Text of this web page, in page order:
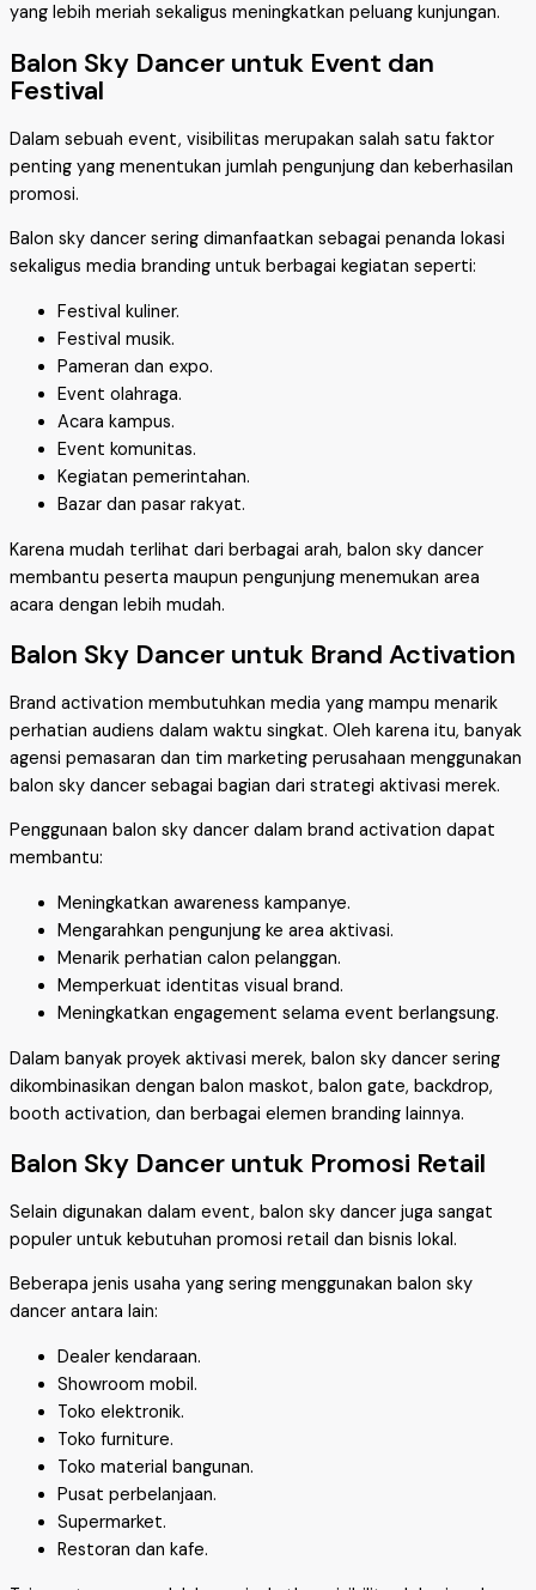
yang lebih meriah sekaligus meningkatkan peluang kunjungan.
Balon Sky Dancer untuk Event dan
Festival
Dalam sebuah event, visibilitas merupakan salah satu faktor
penting yang menentukan jumlah pengunjung dan keberhasilan
promosi.
Balon sky dancer sering dimanfaatkan sebagai penanda lokasi
sekaligus media branding untuk berbagai kegiatan seperti:
Festival kuliner.
Festival musik.
Pameran dan expo.
Event olahraga.
Acara kampus.
Event komunitas.
Kegiatan pemerintahan.
Bazar dan pasar rakyat.
Karena mudah terlihat dari berbagai arah, balon sky dancer
membantu peserta maupun pengunjung menemukan area
acara dengan lebih mudah.
Balon Sky Dancer untuk Brand Activation
Brand activation membutuhkan media yang mampu menarik
perhatian audiens dalam waktu singkat. Oleh karena itu, banyak
agensi pemasaran dan tim marketing perusahaan menggunakan
balon sky dancer sebagai bagian dari strategi aktivasi merek.
Penggunaan balon sky dancer dalam brand activation dapat
membantu:
Meningkatkan awareness kampanye.
Mengarahkan pengunjung ke area aktivasi.
Menarik perhatian calon pelanggan.
Memperkuat identitas visual brand.
Meningkatkan engagement selama event berlangsung.
Dalam banyak proyek aktivasi merek, balon sky dancer sering
dikombinasikan dengan balon maskot, balon gate, backdrop,
booth activation, dan berbagai elemen branding lainnya.
Balon Sky Dancer untuk Promosi Retail
Selain digunakan dalam event, balon sky dancer juga sangat
populer untuk kebutuhan promosi retail dan bisnis lokal.
Beberapa jenis usaha yang sering menggunakan balon sky
dancer antara lain:
Dealer kendaraan.
Showroom mobil.
Toko elektronik.
Toko furniture.
Toko material bangunan.
Pusat perbelanjaan.
Supermarket.
Restoran dan kafe.